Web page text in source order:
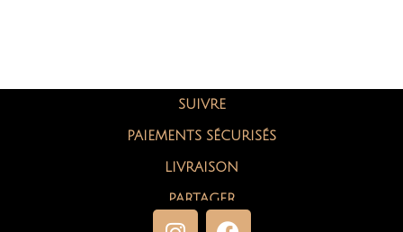
SUIVRE
PAIEMENTS SÉCURISÉS
LIVRAISON
PARTAGER